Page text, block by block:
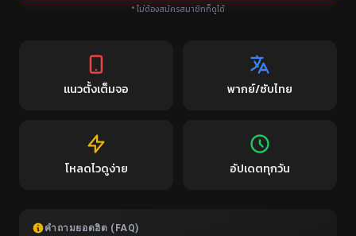
* ไม่ต้องสมัครสมาชิกก็ดูได้
แนวตั้งเต็มจอ พากย์/ซับไทย
โหลดไวดูง่าย อัปเดตทุกวัน
คำถามยอดฮิต (FAQ)